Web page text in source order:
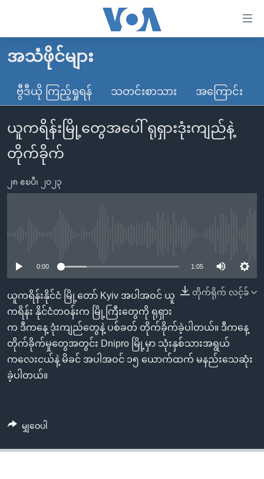
လွယ်ကူ
သည့်
များ
ပင်မ
သို့
စာမျက်နှာ
သို့
ကျော်
ကြည့်
ရန်
ရှာဖွေ
သို့
မူလစာမျက်နှာ
မြန်မာ
ကမ္ဘာ့သတင်းများ
နိုင်ငံတကာ
အမေရိကန်
အစ္စရေး-ပါလက်စတိုင်း
ဗွီဒီယို
သတင်းလွတ်လပ်ခွင့်
ရပ်ဝန်းတခု လမ်းတခု အလွန်
အင်္ဂလိပ်စာလေ့လာမယ်
ဗွီအိုအေ လူမှုကွန်ယက်များ
ဘာသာစကားများ
အသံဖိုင်များ
ဗွီဒီယို ကြည့်ရှုရန် သတင်းစာသား အကြောင်း
ယူကရိန်းမြို့တွေအပေါ် ရုရှားဒုံးကျည်နဲ့
တိုက်ခိုက်
၂၈ ဧၿပီ၊ ၂၀၂၃
0:00 1:05
တိုက်ရိုက် လင့်ခ်
ယူကရိန်းနိုင်ငံ မြို့တော် Kyiv အပါအဝင် ယူ
ကရိန်း နိုင်ငံတဝန်းက မြို့ကြီးတွေကို ရုရှား
က ဒီကနေ့ ဒုံးကျည်တွေနဲ့ ပစ်ခတ် တိုက်ခိုက်ခဲ့ပါတယ်။ ဒီကနေ့
တိုက်ခိုက်မှုတွေအတွင်း Dnipro မြို့မှာ သုံးနှစ်သားအရွယ်
ကလေးငယ်နဲ့ မိခင် အပါအဝင် ၁၅ ယောက်ထက် မနည်းသေဆုံး
ခဲ့ပါတယ်။
မျှဝေပါ